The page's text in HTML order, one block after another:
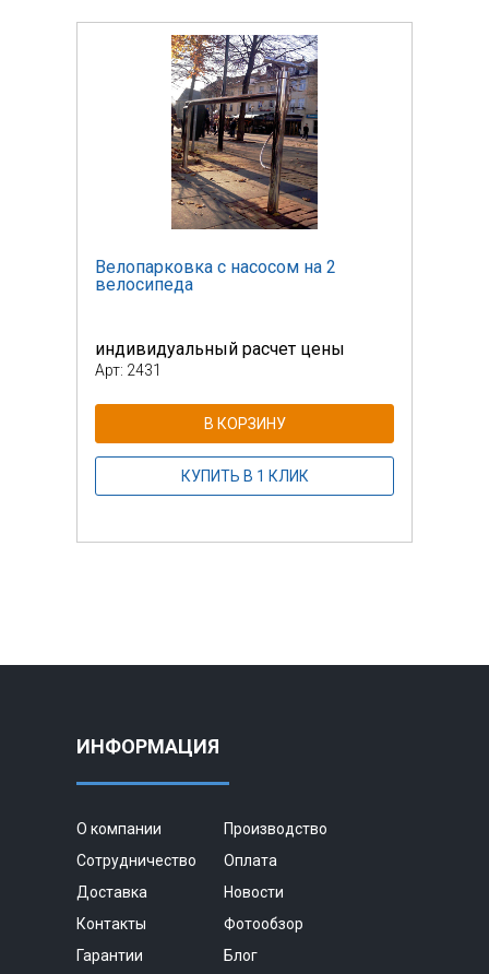
Велопарковка с насосом на 2
велосипеда
индивидуальный расчет цены
Арт: 2431
В КОРЗИНУ
КУПИТЬ В 1 КЛИК
ИНФОРМАЦИЯ
О компании
Производство
Сотрудничество
Оплата
Доставка
Новости
Контакты
Фотообзор
Гарантии
Блог